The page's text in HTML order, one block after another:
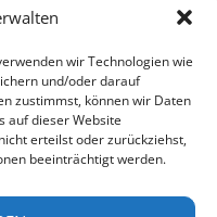
wir Technologien wie
und/oder darauf
zustimmst, können wir Daten
auf dieser Website
erteilst oder zurückziehst,
beeinträchtigt werden.
Bedarfsartikel geht.